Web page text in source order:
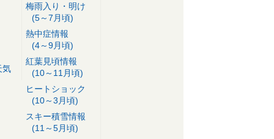
気
梅雨入り・明け
(5～7月頃)
熱中症情報
(4～9月頃)
紅葉見頃情報
(10～11月頃)
ヒートショック
(10～3月頃)
スキー積雪情報
(11～5月頃)